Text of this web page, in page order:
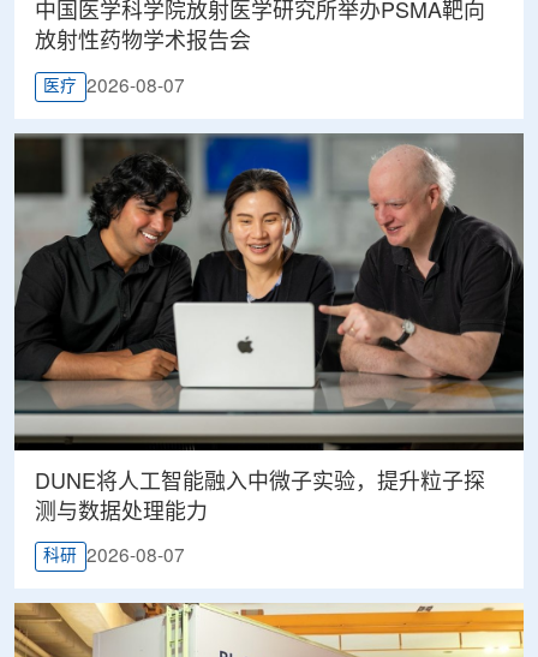
中国医学科学院放射医学研究所举办PSMA靶向
放射性药物学术报告会
医疗 2026-08-07
DUNE将人工智能融入中微子实验，提升粒子探
测与数据处理能力
科研 2026-08-07